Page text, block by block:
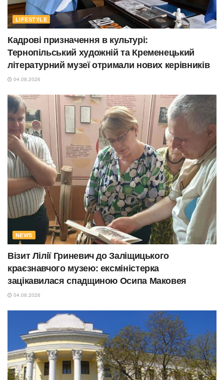
LIFESTYLE
Кадрові призначення в культурі:
Тернопільський художній та Кременецький
літературний музеї отримали нових керівників
04.08.2026
NEWS
Візит Лілії Гриневич до Заліщицького
краєзнавчого музею: ексміністерка
зацікавилася спадщиною Осипа Маковея
04.08.2026